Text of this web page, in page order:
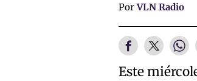
PorVLN Radio
Este